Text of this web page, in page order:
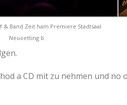
& Band Zeit ham Premiere Stadtsaal
Neuoetting b
a CD mit zu nehmen und